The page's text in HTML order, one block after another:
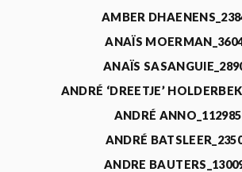
AMBER
ANAÏS
ANAÏS
ANDRÉ ‘DREETJE’
ANDRÉ ANNO_112985
ANDRÉ
ANDRE